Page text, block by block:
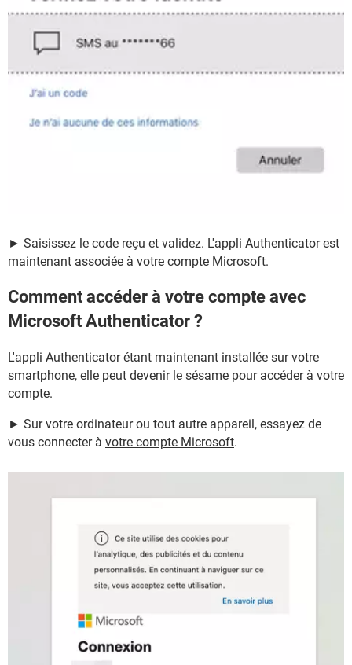
► Saisissez le code reçu et validez. L'appli Authenticator est
maintenant associée à votre compte Microsoft.
Comment accéder à votre compte avec
Microsoft Authenticator ?
L'appli Authenticator étant maintenant installée sur votre
smartphone, elle peut devenir le sésame pour accéder à votre
compte.
► Sur votre ordinateur ou tout autre appareil, essayez de
vous connecter à votre compte Microsoft.